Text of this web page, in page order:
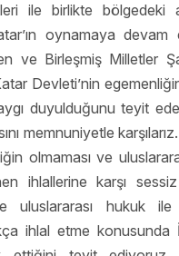
ile birlikte bölgedeki
oynamaya
ve Birleşmiş Milletler
Devleti’nin
duyulduğunu teyit
memnuniyetle
olmaması ve
ihlallerine karşı sessiz
uluslararası hukuk ile
ihlal etme konusunda